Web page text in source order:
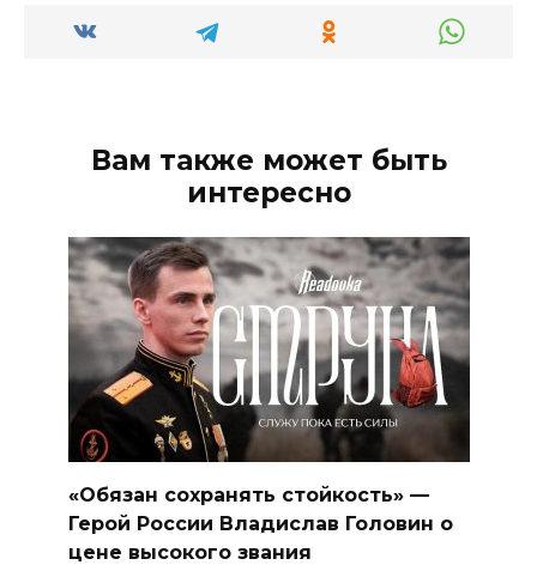
Вам также может быть
интересно
«Обязан сохранять стойкость» —
Герой России Владислав Головин о
цене высокого звания